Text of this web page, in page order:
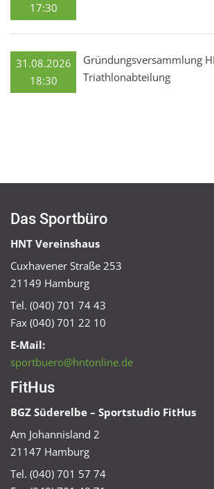
17:30
31.08.2026
18:30
Gründungsversammlung
Triathlonabteilung
Das Sportbüro
HNT Vereinshaus
Cuxhavener Straße 253
21149 Hamburg
Tel. (040) 701 74 43
Fax (040) 701 22 10
E-Mail:
sportbuero@hntonline.de
FitHus
BGZ Süderelbe – Sportstudio FitHus
Am Johannisland 2
21147 Hamburg
Tel. (040) 701 57 74